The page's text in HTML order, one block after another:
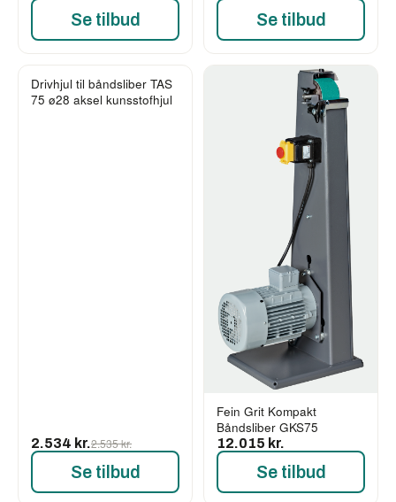
Se tilbud Se tilbud
Drivhjul til båndsliber TAS
75 ø28 aksel kunsstofhjul
2.534 kr.2.535 kr.
Se tilbud
Fein Grit Kompakt
Båndsliber GKS75
12.015 kr.
Se tilbud